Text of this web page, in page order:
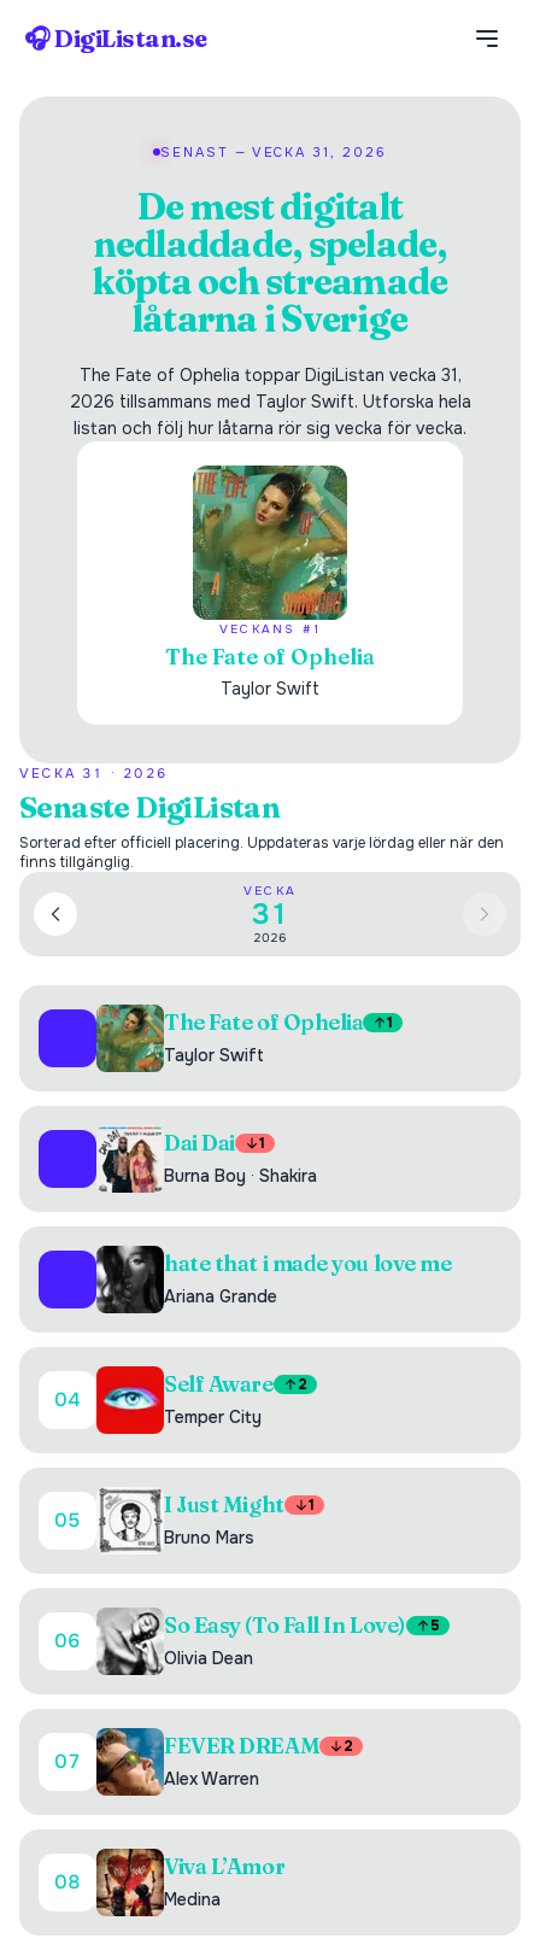
🎧 DigiListan.se
SENAST — VECKA 31, 2026
De mest digitalt
nedladdade, spelade,
köpta och streamade
låtarna i Sverige
The Fate of Ophelia toppar DigiListan vecka 31,
2026 tillsammans med Taylor Swift. Utforska hela
listan och följ hur låtarna rör sig vecka för vecka.
VECKANS #1
The Fate of Ophelia
Taylor Swift
VECKA 31 · 2026
Senaste DigiListan
Sorterad efter officiell placering. Uppdateras varje lördag eller när den
finns tillgänglig.
VECKA
31
2026
The Fate of Ophelia 1
Taylor Swift
Dai Dai 1
Burna Boy · Shakira
hate that i made you love me
Ariana Grande
04
Self Aware 2
Temper City
05
I Just Might 1
Bruno Mars
06
So Easy (To Fall In Love) 5
Olivia Dean
07
FEVER DREAM 2
Alex Warren
08
Viva L’Amor
Medina